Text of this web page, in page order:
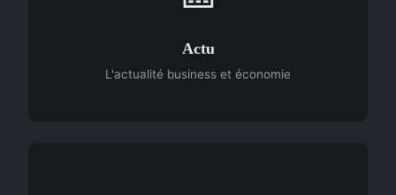
Actu
L'actualité business et économie